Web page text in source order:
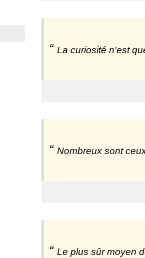
La curiosité n'est
Nombreux sont
Le plus sûr moyen